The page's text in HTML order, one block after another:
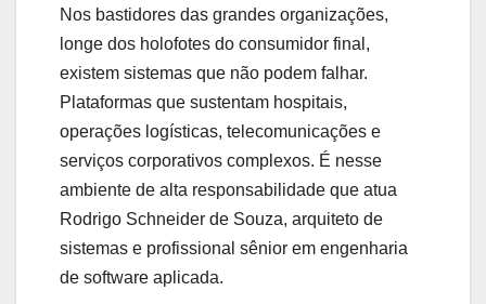
Nos bastidores das grandes organizações,
longe dos holofotes do consumidor final,
existem sistemas que não podem falhar.
Plataformas que sustentam hospitais,
operações logísticas, telecomunicações e
serviços corporativos complexos. É nesse
ambiente de alta responsabilidade que atua
Rodrigo Schneider de Souza, arquiteto de
sistemas e profissional sênior em engenharia
de software aplicada.